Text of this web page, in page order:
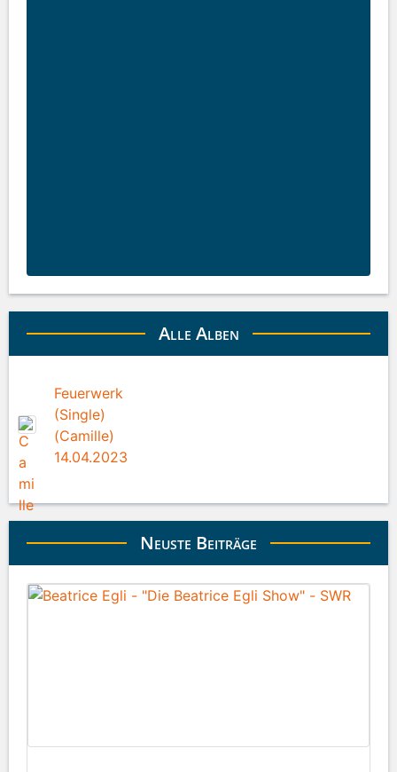
Alle Alben
Feuerwerk
(Single)
(Camille)
14.04.2023
Neuste Beiträge